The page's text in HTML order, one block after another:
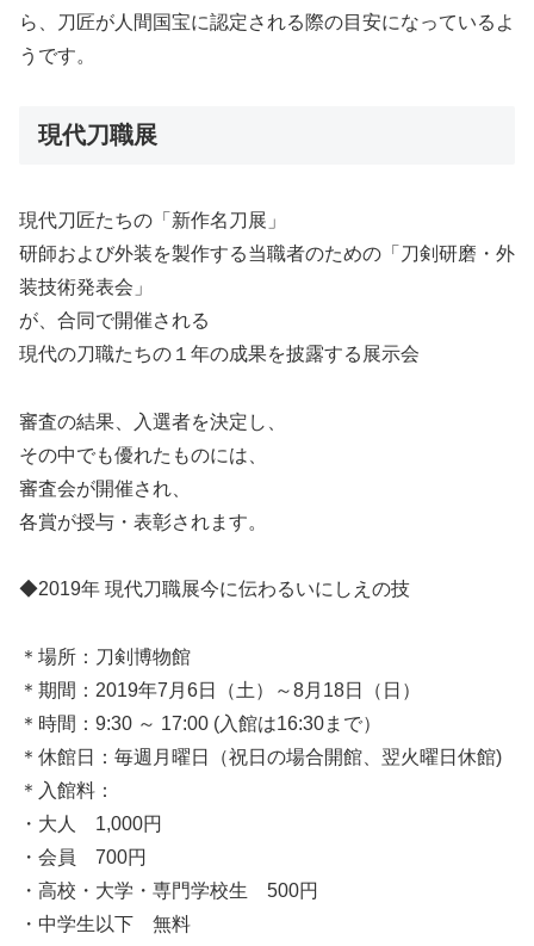
ら、刀匠が人間国宝に認定される際の目安になっているよ
うです。
現代刀職展
現代刀匠たちの「新作名刀展」
研師および外装を製作する当職者のための「刀剣研磨・外
装技術発表会」
が、合同で開催される
現代の刀職たちの１年の成果を披露する展示会
審査の結果、入選者を決定し、
その中でも優れたものには、
審査会が開催され、
各賞が授与・表彰されます。
◆2019年 現代刀職展今に伝わるいにしえの技
＊場所：刀剣博物館
＊期間：2019年7月6日（土）～8月18日（日）
＊時間：9:30 ～ 17:00 (入館は16:30まで）
＊休館日：毎週月曜日
（祝日の場合開館、翌火曜日休館)
＊入館料：
・大人 1,000円
・会員 700円
・高校・大学・専門学校生 500円
・中学生以下 無料